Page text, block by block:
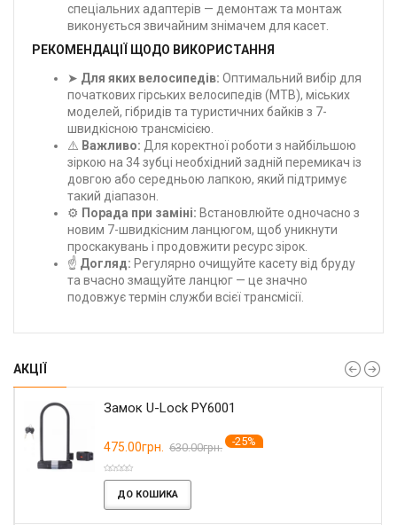
спеціальних адаптерів — демонтаж та монтаж
виконується звичайним знімачем для касет.
РЕКОМЕНДАЦІЇ ЩОДО ВИКОРИСТАННЯ
➤ Для яких велосипедів: Оптимальний вибір для
початкових гірських велосипедів (MTB), міських
моделей, гібридів та туристичних байків з 7-
швидкісною трансмісією.
⚠️ Важливо: Для коректної роботи з найбільшою
зіркою на 34 зубці необхідний задній перемикач із
довгою або середньою лапкою, який підтримує
такий діапазон.
⚙️ Порада при заміні: Встановлюйте одночасно з
новим 7-швидкісним ланцюгом, щоб уникнути
проскакувань і продовжити ресурс зірок.
☝️ Догляд: Регулярно очищуйте касету від бруду
та вчасно змащуйте ланцюг — це значно
подовжує термін служби всієї трансмісії.
АКЦІЇ
Замок U-Lock PY6001
475.00грн. 630.00грн. -25%
ДО КОШИКА